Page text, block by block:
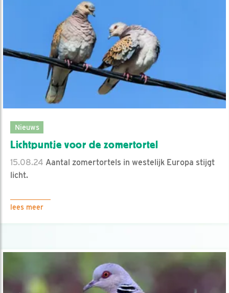
Nieuws
Lichtpuntje voor de zomertortel
15.08.24 Aantal zomertortels in westelijk Europa stijgt
licht.
lees meer